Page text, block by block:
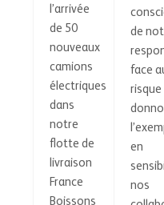
l’arrivée
de 50
nouveaux
camions
électriques
dans
notre
flotte de
livraison
France
Boissons
de
face
risque
en
nos